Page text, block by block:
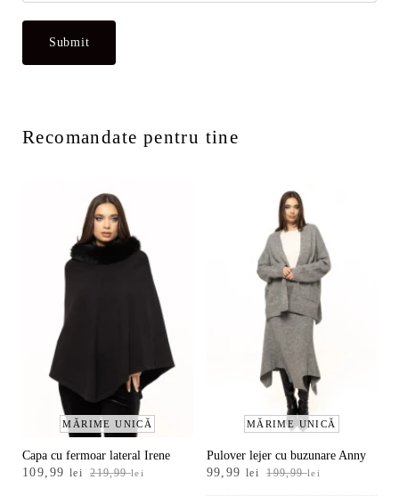
Recomandate pentru tine
MĂRIME UNICĂ
Capa cu fermoar lateral Irene
219,99lei
Prețul
109,99 lei
Prețul
MĂRIME UNICĂ
Pulover lejer cu buzunare Anny
199,99lei
Prețul
99,99 lei
Prețul